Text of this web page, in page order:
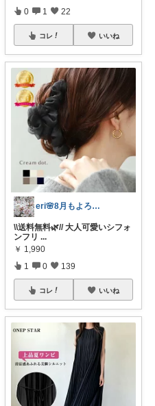
0 1 22
コレ いいね
eri🌸8月もよろしくお願いします☺️
\\送料無料🌿// 大人可愛いシフォ
ンフリ ...
￥ 1,990
1 0 139
コレ いいね